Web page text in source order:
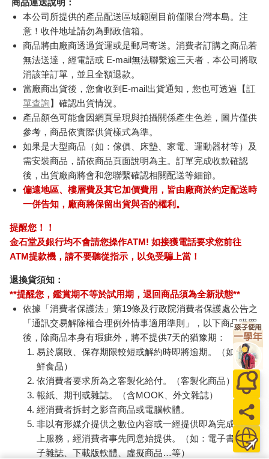
本公司所提供的產品配送區域範圍目前僅限台灣本島。注
意！收件地址請勿為郵政信箱。
商品將由廠商透過貨運或是郵局寄送。消費者訂購之商品若
無法送達，經電話或 E-mail無法聯繫逾三天者，本公司將取
消該筆訂單，並且全額退款。
當廠商出貨後，您會收到E-mail出貨通知，您也可透過【訂
單查詢】確認出貨情況。
產品顏色可能會因網頁呈現與拍攝關係產生色差，圖片僅供
參考，商品依實際供貨樣式為準。
如果是大型商品（如：傢俱、床墊、家電、運動器材等）及
需安裝商品，請依商品頁面說明為主。訂單完成收款確認
後，出貨廠商將會和您聯繫確認相關配送等細節。
偏遠地區、樓層費及其它加價費用，皆由廠商於約定配送時
一併告知，廠商將保留出貨與否的權利。
提醒您！！
金石堂及銀行均不會請您操作ATM! 如接獲電話要求您前往
ATM提款機，請不要聽從指示，以免受騙上當！
退換貨須知：
**提醒您，鑑賞期不等於試用期，退回商品須為全新狀態**
依據「消費者保護法」第19條及行政院消費者保護處公告之
「通訊交易解除權合理例外情事適用準則」，以下商品購買
後，除商品本身有瑕疵外，將不提供7天的猶豫期：
易於腐敗、保存期限較短或解約時即將逾期。（如：生
鮮食品）
依消費者要求所為之客製化給付。（客製化商品）
報紙、期刊或雜誌。（含MOOK、外文雜誌）
經消費者拆封之影音商品或電腦軟體。
非以有形媒介提供之數位內容或一經提供即為完成之線
上服務，經消費者事先同意始提供。（如：電子書、電
子雜誌、下載版軟體、虛擬商品…等）